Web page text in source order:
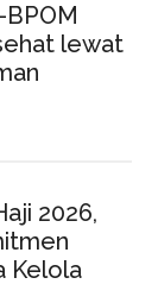
lewat
2026,
Kelola